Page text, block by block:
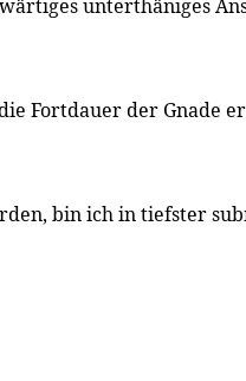
unterthäniges
Fortdauer der Gnade
bin ich in tiefster